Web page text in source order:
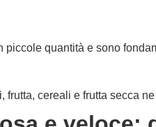
piccole quantità e sono
frutta, cereali e frutta secca